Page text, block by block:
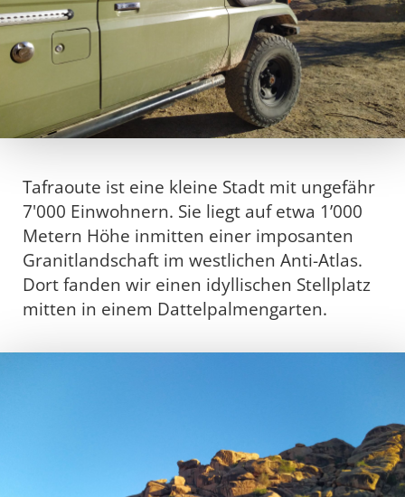
Tafraoute ist eine kleine Stadt mit ungefähr
7'000 Einwohnern. Sie liegt auf etwa 1’000
Metern Höhe inmitten einer imposanten
Granitlandschaft im westlichen Anti-Atlas.
Dort fanden wir einen idyllischen Stellplatz
mitten in einem Dattelpalmengarten.